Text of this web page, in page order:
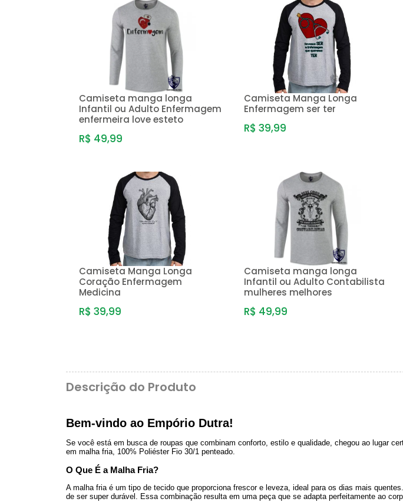
Camiseta manga longa
Infantil ou Adulto Enfermagem
enfermeira love esteto
R$ 49,99
Camiseta Manga Longa
Enfermagem ser ter
R$ 39,99
Camiseta Manga Longa
Coração Enfermagem
Medicina
R$ 39,99
Camiseta manga longa
Infantil ou Adulto Contabilista
mulheres melhores
R$ 49,99
Descrição do Produto
Bem-vindo ao Empório Dutra!
Se você está em busca de roupas que combinam conforto, estilo e qualidade, chegou ao lugar
em malha fria, 100% Poliéster Fio 30/1 penteado.
O Que É a Malha Fria?
A malha fria é um tipo de tecido que proporciona frescor e leveza, ideal para os dias mais
de ser super durável. Essa combinação resulta em uma peça que se adapta perfeitamente ao